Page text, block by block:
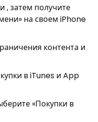
, затем получите
на своем iPhone
контента и
в iTunes и App
«Покупки в